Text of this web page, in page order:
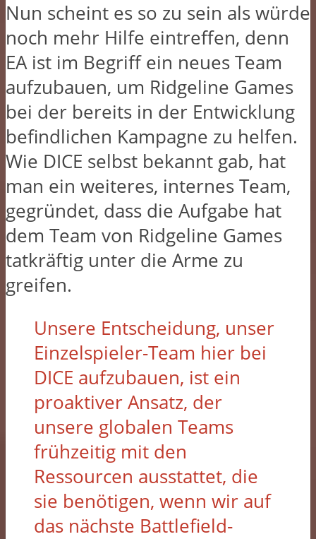
Nun scheint es so zu sein als würde
noch mehr Hilfe eintreffen, denn
EA ist im Begriff ein neues Team
aufzubauen, um Ridgeline Games
bei der bereits in der Entwicklung
befindlichen Kampagne zu helfen.
Wie DICE selbst bekannt gab, hat
man ein weiteres, internes Team,
gegründet, dass die Aufgabe hat
dem Team von Ridgeline Games
tatkräftig unter die Arme zu
greifen.
Unsere Entscheidung, unser
Einzelspieler-Team hier bei
DICE aufzubauen, ist ein
proaktiver Ansatz, der
unsere globalen Teams
frühzeitig mit den
Ressourcen ausstattet, die
sie benötigen, wenn wir auf
das nächste Battlefield-